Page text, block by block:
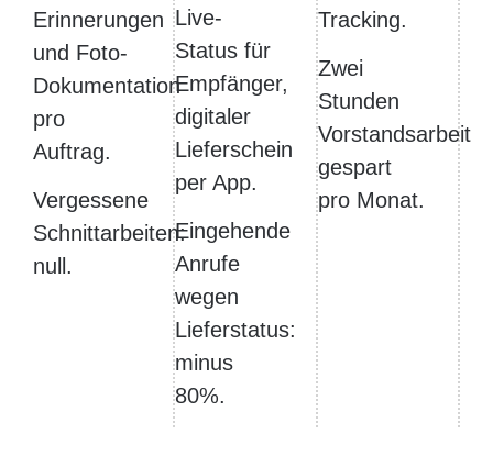
Erinnerungen
und Foto-
Dokumentation
pro
Auftrag.
Vergessene
Schnittarbeiten:
null.
Live-
Status für
Empfänger,
digitaler
Lieferschein
per App.
Eingehende
Anrufe
wegen
Lieferstatus:
minus
80%.
Tracking.
Zwei
Stunden
Vorstandsarbeit
gespart
pro Monat.